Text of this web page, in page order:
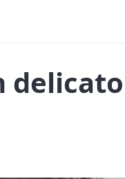
delicato